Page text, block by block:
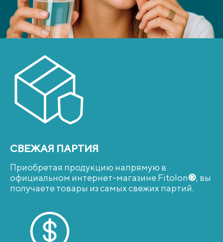
СВЕЖАЯ ПАРТИЯ
Приобретая продукцию напрямую в
официальном интернет-магазине Fitolon®, вы
получаете товары из самых свежих партий.